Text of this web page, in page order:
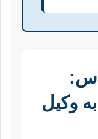
وکیل